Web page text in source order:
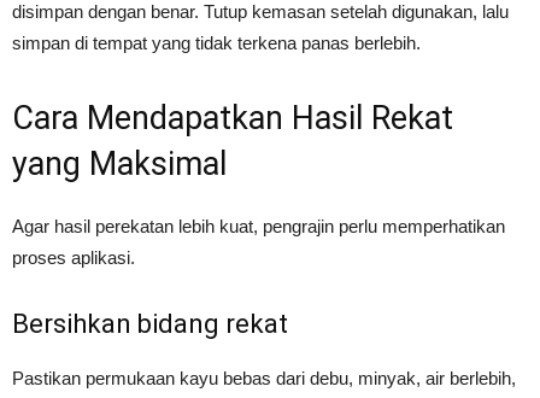
disimpan dengan benar. Tutup kemasan setelah digunakan, lalu
simpan di tempat yang tidak terkena panas berlebih.
Cara Mendapatkan Hasil Rekat
yang Maksimal
Agar hasil perekatan lebih kuat, pengrajin perlu memperhatikan
proses aplikasi.
Bersihkan bidang rekat
Pastikan permukaan kayu bebas dari debu, minyak, air berlebih,